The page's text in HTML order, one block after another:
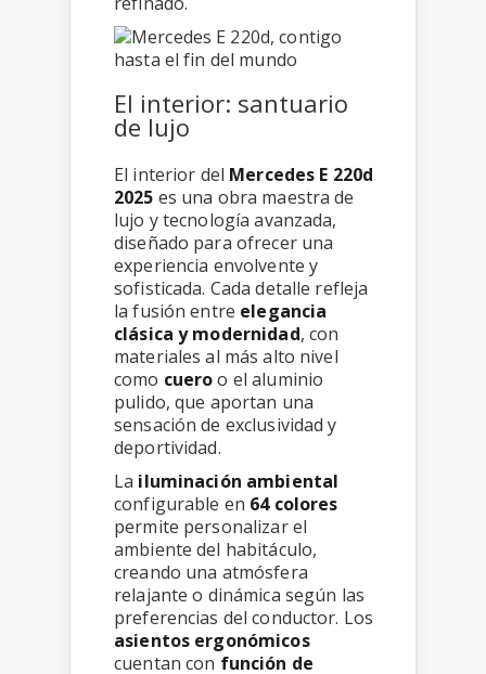
El interior: santuario
de lujo
El interior del Mercedes E 220d
2025 es una obra maestra de
lujo y tecnología avanzada,
diseñado para ofrecer una
experiencia envolvente y
sofisticada. Cada detalle refleja
la fusión entre elegancia
clásica y modernidad, con
materiales al más alto nivel
como cueroo el aluminio
pulido, que aportan una
sensación de exclusividad y
deportividad.
La iluminación ambiental
configurable en 64 colores
permite personalizar el
ambiente del habitáculo,
creando una atmósfera
relajante o dinámica según las
preferencias del conductor. Los
asientos ergonómicos
cuentan con función de